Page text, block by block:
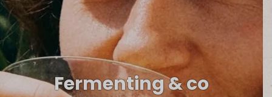
NOS PRODUCTEURS
NOS MARCHÉS
Fermenting & co